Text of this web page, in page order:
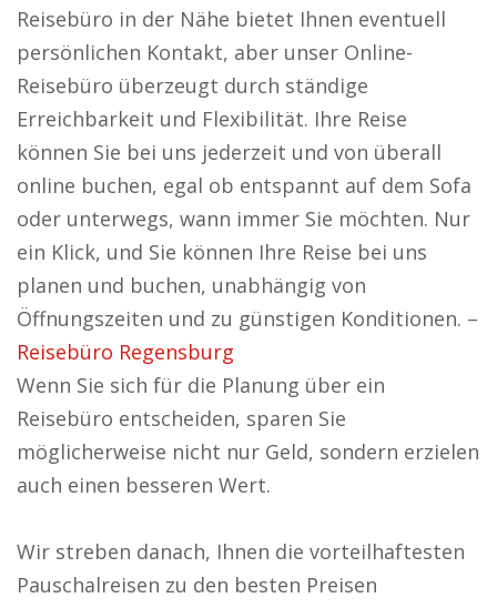
Reisebüro in der Nähe bietet Ihnen eventuell
persönlichen Kontakt, aber unser Online-
Reisebüro überzeugt durch ständige
Erreichbarkeit und Flexibilität. Ihre Reise
können Sie bei uns jederzeit und von überall
online buchen, egal ob entspannt auf dem Sofa
oder unterwegs, wann immer Sie möchten. Nur
ein Klick, und Sie können Ihre Reise bei uns
planen und buchen, unabhängig von
Öffnungszeiten und zu günstigen Konditionen. –
Reisebüro Regensburg
Wenn Sie sich für die Planung über ein
Reisebüro entscheiden, sparen Sie
möglicherweise nicht nur Geld, sondern erzielen
auch einen besseren Wert.
Wir streben danach, Ihnen die vorteilhaftesten
Pauschalreisen zu den besten Preisen